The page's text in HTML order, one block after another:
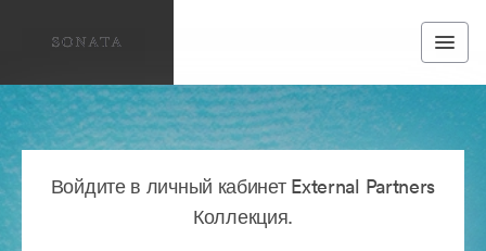
Войдите в личный кабинет External Partners
Коллекция.